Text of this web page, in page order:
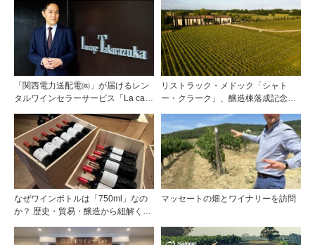
「関西電力送配電㈱」が届けるレン
タルワインセラーサービス「La cave
ェフソムリエの塚元 晃氏が初訪問！
リストラック・メドック「シャト
ー・クラーク」、醸造棟落成記念夕
なぜワインボトルは「750ml」なの
か？ 歴史・貿易・醸造から紐解く4
マッセートの畑とワイナリーを訪問